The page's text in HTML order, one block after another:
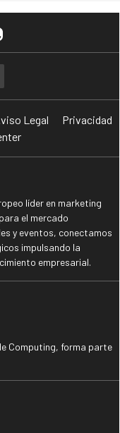
Legal
Privacidad
líder en marketing
el mercado
y eventos, conectamos
impulsando la
empresarial.
Computing, forma parte